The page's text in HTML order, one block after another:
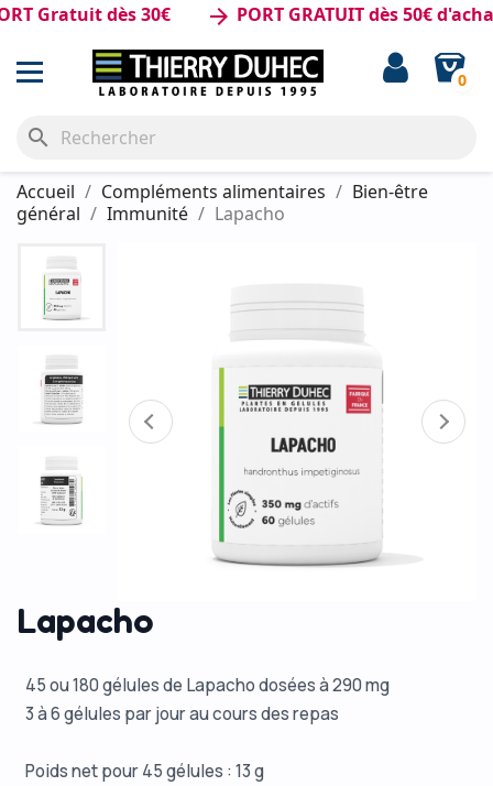
Gratuit dès 30€ PORT GRATUIT dès 50€ d'achat
0
search
Accueil Compléments alimentaires
Bien-être
général
Immunité Lapacho
Lapacho
45 ou 180 gélules de Lapacho dosées à 290 mg
3 à 6 gélules par jour au cours des repas
Poids net pour 45 gélules : 13 g